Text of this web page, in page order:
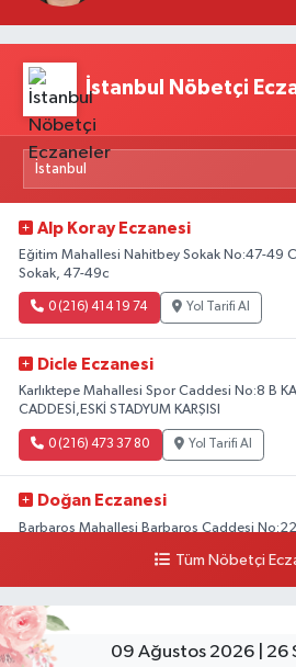
İstanbul Nöbetçi
Alp Koray Eczanesi
Eğitim Mahallesi Nahitbey Sokak No:47-49
Sokak, 47-49c
0 (216) 414 19 74 Yol Tarifi Al
Dicle Eczanesi
Karlıktepe Mahallesi Spor Caddesi No:8 B
CADDESİ,ESKİ STADYUM KARŞISI
0 (216) 473 37 80 Yol Tarifi Al
Doğan Eczanesi
Barbaros Mahallesi Barbaros Caddesi
Mali Eczanesi
Tüm Nöbetçi
09 Ağustos 2026 | 26